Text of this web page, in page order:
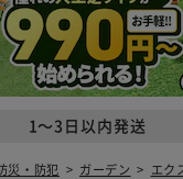
1～3日以内発送
災・防犯 ガーデン
エク